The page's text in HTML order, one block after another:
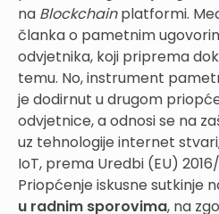
na Blockchainplatformi.
članka o pametnim
odvjetnika, koji priprema
temu. No, instrument
je dodirnut u drugom
odvjetnice, a odnosi se na
uz tehnologije internet
IoT, prema Uredbi (EU)
Priopćenje iskusne sutkinje
u radnim sporovima, na